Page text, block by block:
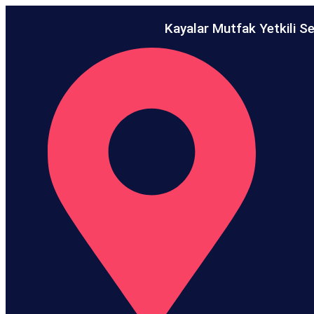
Kayalar Mutfak Yetkili